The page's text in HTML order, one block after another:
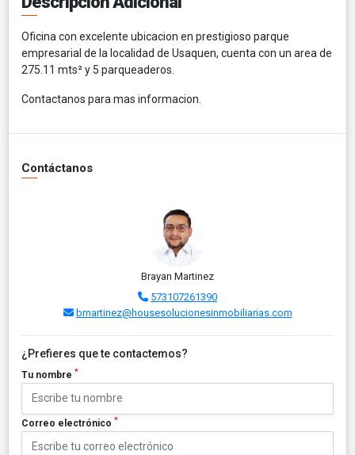
Oficina con excelente ubicacion en prestigioso parque
empresarial de la localidad de Usaquen, cuenta con un area de
275.11 mts² y 5 parqueaderos.
Contactanos para mas informacion.
Contáctanos
Brayan Martinez
573107261390
bmartinez@housesolucionesinmobiliarias.com
¿Prefieres que te contactemos?
Tu nombre *
Correo electrónico *